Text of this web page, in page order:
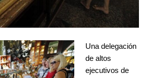
Una delegación
de altos
ejecutivos de